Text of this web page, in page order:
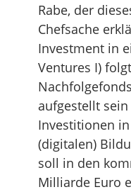
Rabe, der
Chefsache
Investment in
Ventures I)
aufgestellt
Investitionen
(digitalen)
soll in den
Milliarde Euro